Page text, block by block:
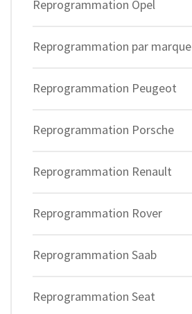
Reprogrammation Opel
Reprogrammation par marque
Reprogrammation Peugeot
Reprogrammation Porsche
Reprogrammation Renault
Reprogrammation Rover
Reprogrammation Saab
Reprogrammation Seat